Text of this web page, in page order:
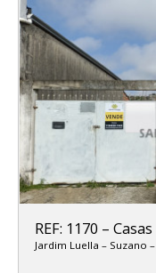
REF: 1170 – Casas
Jardim Luella – Suzano –